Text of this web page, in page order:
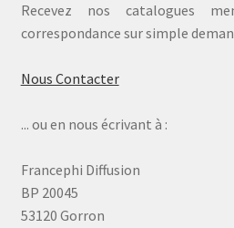
Recevez nos catalogues
correspondance sur simple
Nous Contacter
... ou en nous écrivant à :
Francephi Diffusion
BP 20045
53120 Gorron